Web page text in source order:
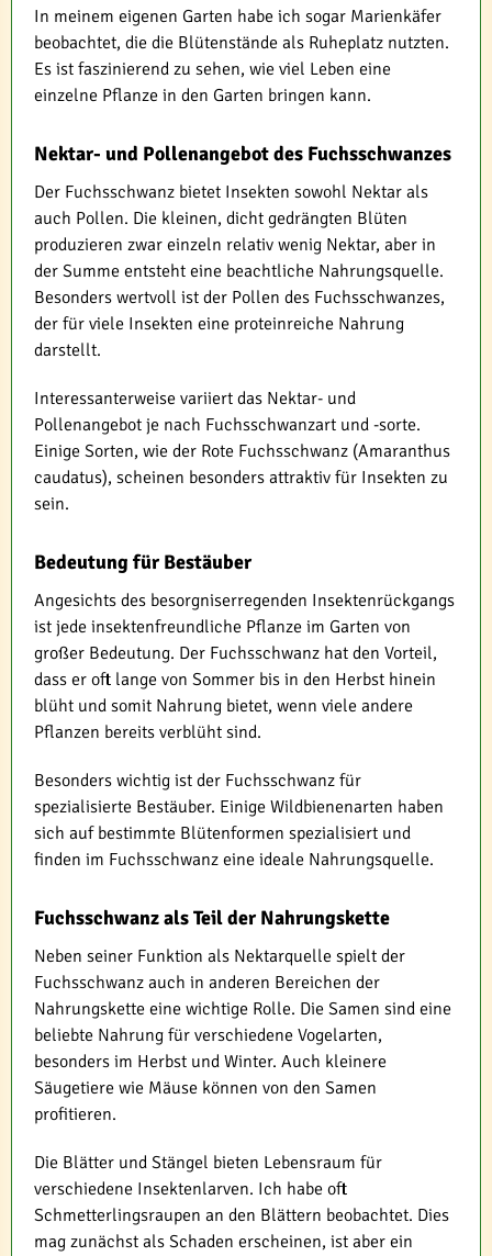
In meinem eigenen Garten habe ich sogar Marienkäfer
beobachtet, die die Blütenstände als Ruheplatz nutzten.
Es ist faszinierend zu sehen, wie viel Leben eine
einzelne Pflanze in den Garten bringen kann.
Nektar- und Pollenangebot des Fuchsschwanzes
Der Fuchsschwanz bietet Insekten sowohl Nektar als
auch Pollen. Die kleinen, dicht gedrängten Blüten
produzieren zwar einzeln relativ wenig Nektar, aber in
der Summe entsteht eine beachtliche Nahrungsquelle.
Besonders wertvoll ist der Pollen des Fuchsschwanzes,
der für viele Insekten eine proteinreiche Nahrung
darstellt.
Interessanterweise variiert das Nektar- und
Pollenangebot je nach Fuchsschwanzart und -sorte.
Einige Sorten, wie der Rote Fuchsschwanz (Amaranthus
caudatus), scheinen besonders attraktiv für Insekten zu
sein.
Bedeutung für Bestäuber
Angesichts des besorgniserregenden Insektenrückgangs
ist jede insektenfreundliche Pflanze im Garten von
großer Bedeutung. Der Fuchsschwanz hat den Vorteil,
dass er oft lange von Sommer bis in den Herbst hinein
blüht und somit Nahrung bietet, wenn viele andere
Pflanzen bereits verblüht sind.
Besonders wichtig ist der Fuchsschwanz für
spezialisierte Bestäuber. Einige Wildbienenarten haben
sich auf bestimmte Blütenformen spezialisiert und
finden im Fuchsschwanz eine ideale Nahrungsquelle.
Fuchsschwanz als Teil der Nahrungskette
Neben seiner Funktion als Nektarquelle spielt der
Fuchsschwanz auch in anderen Bereichen der
Nahrungskette eine wichtige Rolle. Die Samen sind eine
beliebte Nahrung für verschiedene Vogelarten,
besonders im Herbst und Winter. Auch kleinere
Säugetiere wie Mäuse können von den Samen
profitieren.
Die Blätter und Stängel bieten Lebensraum für
verschiedene Insektenlarven. Ich habe oft
Schmetterlingsraupen an den Blättern beobachtet. Dies
mag zunächst als Schaden erscheinen, ist aber ein